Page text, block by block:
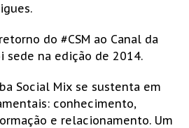
do #CSM ao Canal da
sede na edição de 2014.
Social Mix se sustenta em
conhecimento,
e relacionamento. Um